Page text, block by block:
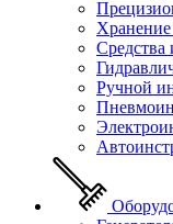
Хранение
Средства
Ручной